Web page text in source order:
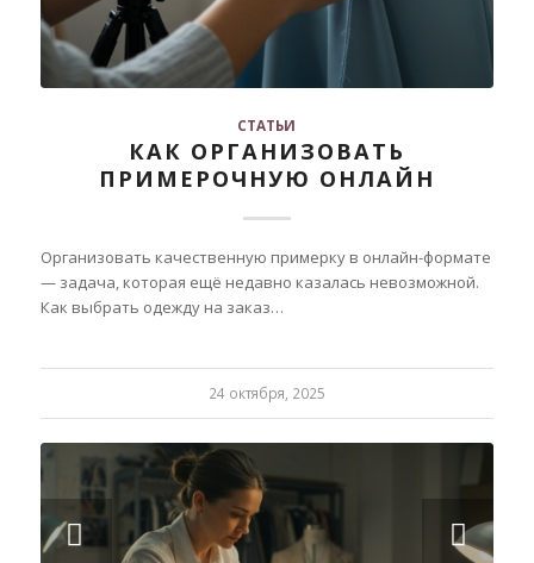
СТАТЬИ
КАК ОРГАНИЗОВАТЬ
ПРИМЕРОЧНУЮ ОНЛАЙН
Организовать качественную примерку в онлайн-формате
— задача, которая ещё недавно казалась невозможной.
Как выбрать одежду на заказ…
24 октября, 2025
Следующий